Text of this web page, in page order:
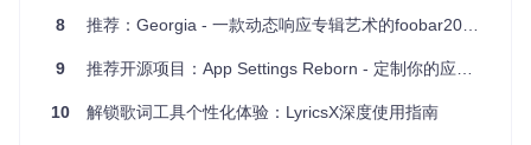
例
低资源占用
：CPU使用率低于5%，兼容老旧设备
模块化架构：支持单独禁用组件，自定义程度达90%
8 推荐：Georgia - 一款动态响应专辑艺术的foobar2000主题
9 推荐开源项目：App Settings Reborn - 定制你的应用程序体验
10 解锁歌词工具个性化体验：LyricsX深度使用指南